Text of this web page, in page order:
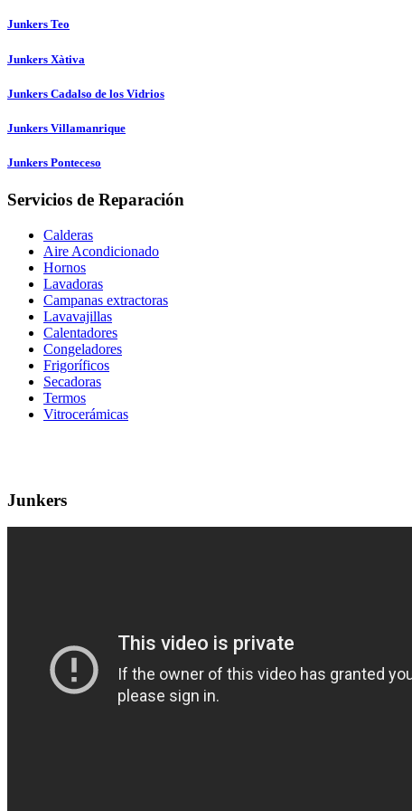
Junkers Teo
Junkers Xàtiva
Junkers Cadalso de los Vidrios
Junkers Villamanrique
Junkers Ponteceso
Servicios de Reparación
Calderas
Aire Acondicionado
Hornos
Lavadoras
Campanas extractoras
Lavavajillas
Calentadores
Congeladores
Frigoríficos
Secadoras
Termos
Vitrocerámicas
Junkers